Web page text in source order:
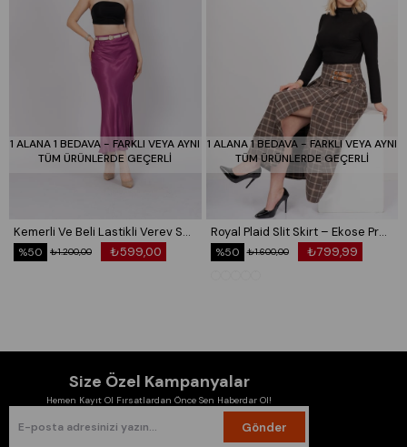
1 ALANA 1 BEDAVA - FARKLI VEYA AYNI
TÜM ÜRÜNLERDE GEÇERLİ
Kemerli Ve Beli Lastikli Verev Saten Etek 6791
₺599,00
₺1.200,00
%50
1 ALANA 1 BEDAVA - FARKLI VEYA AYNI
TÜM ÜRÜNLERDE GEÇERLİ
Royal Plaid Slit Skirt – Ekose Premium Maxi Etek 6831
₺799,99
₺1.600,00
%50
Size Özel Kampanyalar
Hemen Kayıt Ol Fırsatlardan Önce Sen Haberdar Ol!
Gönder